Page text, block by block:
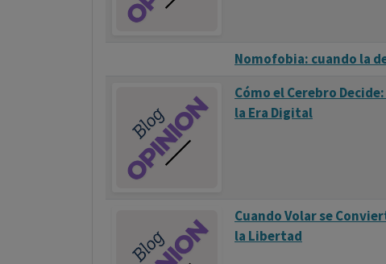
Nomofobia: cuando la
Cómo el Cerebro
la Era Digital
Cuando Volar se
la Libertad